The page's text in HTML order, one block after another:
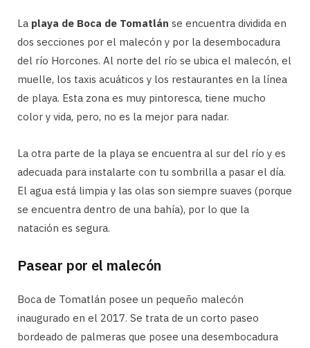
La playa de Boca de Tomatlán se encuentra dividida en
dos secciones por el malecón y por la desembocadura
del río Horcones. Al norte del río se ubica el malecón, el
muelle, los taxis acuáticos y los restaurantes en la línea
de playa. Esta zona es muy pintoresca, tiene mucho
color y vida, pero, no es la mejor para nadar.
La otra parte de la playa se encuentra al sur del río y es
adecuada para instalarte con tu sombrilla a pasar el día.
El agua está limpia y las olas son siempre suaves (porque
se encuentra dentro de una bahía), por lo que la
natación es segura.
Pasear por el malecón
Boca de Tomatlán posee un pequeño malecón
inaugurado en el 2017. Se trata de un corto paseo
bordeado de palmeras que posee una desembocadura